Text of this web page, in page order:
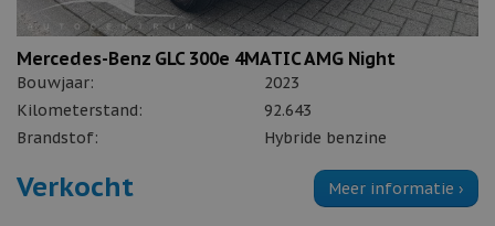
Mercedes-Benz GLC 300e 4MATIC AMG Night
Bouwjaar:
2023
Kilometerstand:
92.643
Brandstof:
Hybride benzine
Verkocht Meer informatie ›